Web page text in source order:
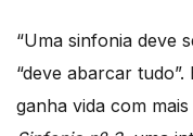
“Uma sinfonia deve
“deve abarcar
ganha vida com